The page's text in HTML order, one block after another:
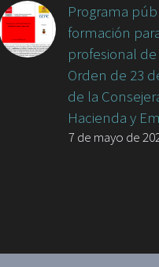
Programa
formación
profesional
Orden de 23
de la
Hacienda y
7 de mayo de